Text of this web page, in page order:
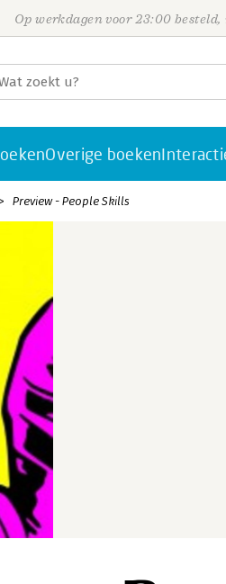
Op werkdagen voor 23:00
Overige boeken
Preview - People Skills